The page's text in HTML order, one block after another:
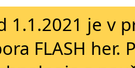
1.1.2021 je v
FLASH